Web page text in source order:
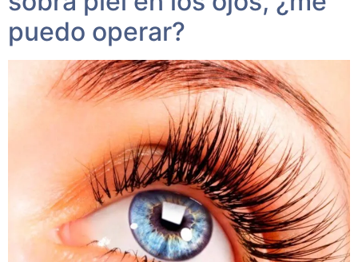
puedo operar?